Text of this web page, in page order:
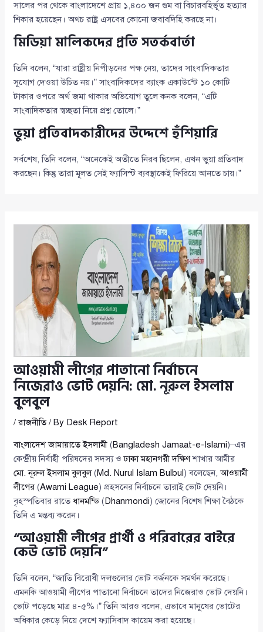
সালের পর থেকে বাংলাদেশে প্রায় ১,৪০০ জন গুম বা বিচারবহির্ভূত হত্যার
শিকার হয়েছেন। অথচ রাষ্ট্র এসবের কোনো জবাবদিহি করছে না।
মিডিয়া মালিকদের প্রতি সতর্কবার্তা
তিনি বলেন, “যারা রাষ্ট্রীয় নিপীড়নের পক্ষ নেয়, তাদের সাংবাদিকতার
সুযোগ দেওয়া উচিত নয়।” সাংবাদিকদের ব্যাংক একাউন্টে ১০ কোটি
টাকার ওপরে অর্থ জমা থাকার অভিযোগ তুলে কনক বলেন, “এটি
সাংবাদিকতার স্বচ্ছতা নিয়ে প্রশ্ন তোলে।”
ভুয়া প্রতিবাদকারীদের উদ্দেশে হুঁশিয়ারি
সর্বশেষ, তিনি বলেন, “অনেকেই অতীতে নিরব ছিলেন, এখন ভুয়া প্রতিবাদ
করছেন। কিন্তু তারা মূলত সেই ফ্যাসিস্ট ব্যবস্থাকেই ফিরিয়ে আনতে চায়।”
আওয়ামী লীগের পাতানো নির্বাচনে
নিজেরাও ভোট দেয়নি: মো. নূরুল ইসলাম
বুলবুল
/রাজনীতি/ By Desk Report
বাংলাদেশ জামায়াতে ইসলামী (Bangladesh Jamaat-e-Islami)–এর
কেন্দ্রীয় নির্বাহী পরিষদের সদস্য ওঢাকা মহানগরী দক্ষিণশাখার আমীর
মো. নূরুল ইসলাম বুলবুল(Md. Nurul Islam Bulbul) বলেছেন,আওয়ামী
লীগের (Awami League) প্রহসনের নির্বাচনে তারাই ভোট দেয়নি।
বৃহস্পতিবার রাতে ধানমন্ডি(Dhanmondi) জোনের বিশেষ শিক্ষা বৈঠকে
তিনি এ মন্তব্য করেন।
“আওয়ামী লীগের প্রার্থী ও পরিবারের বাইরে
কেউ ভোট দেয়নি”
তিনি বলেন, “জাতি বিরোধী দলগুলোর ভোট বর্জনকে সমর্থন করেছে।
এমনকি আওয়ামী লীগের পাতানো নির্বাচনে তাদের নিজেরাও ভোট দেয়নি।
ভোট পড়েছে মাত্র ৪-৫%।” তিনি আরও বলেন, এভাবে মানুষের ভোটের
অধিকার কেড়ে নিয়ে দেশে ফ্যাসিবাদ কায়েম করা হয়েছে।